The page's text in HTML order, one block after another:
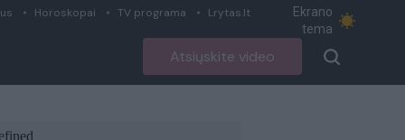
Horoskopai TV programa Lrytas.lt
Ekrano
tema
Atsiųskite video